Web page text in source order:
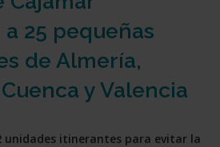
25 pequeñas
de Almería,
y Valencia
unidades itinerantes para evitar la